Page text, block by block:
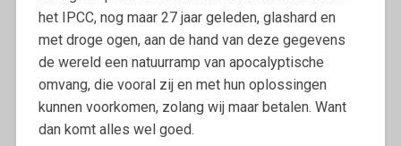
het IPCC, nog maar 27 jaar geleden, glashard en
met droge ogen, aan de hand van deze gegevens
de wereld een natuurramp van apocalyptische
omvang, die vooral zij en met hun oplossingen
kunnen voorkomen, zolang wij maar betalen. Want
dan komt alles wel goed.